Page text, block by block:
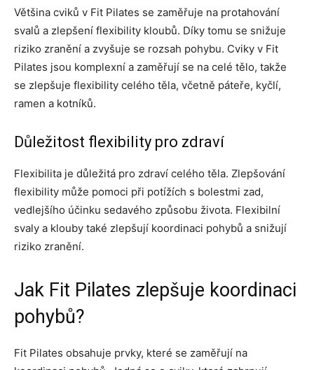
Většina cviků v Fit Pilates se zaměřuje na protahování
svalů a zlepšení flexibility kloubů. Díky tomu se snižuje
riziko zranění a zvyšuje se rozsah pohybu. Cviky v Fit
Pilates jsou komplexní a zaměřují se na celé tělo, takže
se zlepšuje flexibility celého těla, včetně páteře, kyčlí,
ramen a kotníků.
Důležitost flexibility pro zdraví
Flexibilita je důležitá pro zdraví celého těla. Zlepšování
flexibility může pomoci při potížích s bolestmi zad,
vedlejšího účinku sedavého způsobu života. Flexibilní
svaly a klouby také zlepšují koordinaci pohybů a snižují
riziko zranění.
Jak Fit Pilates zlepšuje koordinaci
pohybů?
Fit Pilates obsahuje prvky, které se zaměřují na